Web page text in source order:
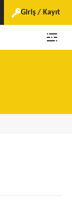
Giriş / Kayıt